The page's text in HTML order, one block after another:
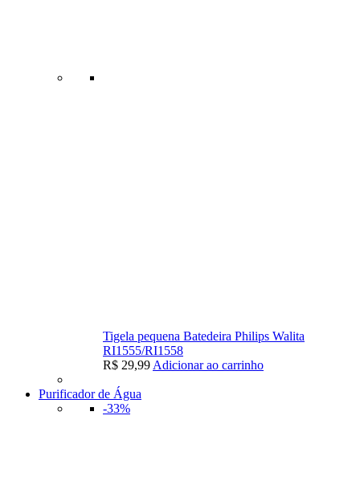
Tigela pequena Batedeira Philips Walita
RI1555/RI1558
R$ 29,99 Adicionar ao carrinho
Purificador de Água
-33%